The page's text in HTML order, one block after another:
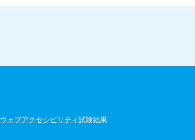
ウェブアクセシビリティ試験結果